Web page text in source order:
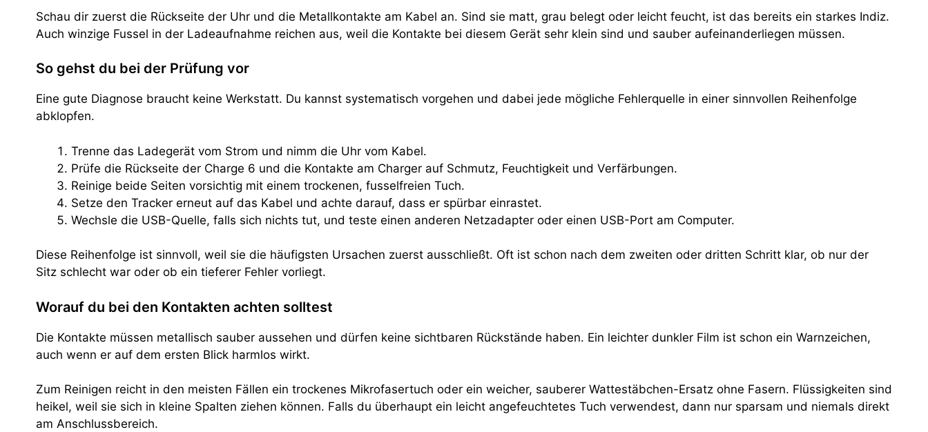
Schau dir zuerst die Rückseite der Uhr und die Metallkontakte am Kabel an. Sind sie matt, grau belegt oder leicht feucht, ist das bereits ein starkes Indiz.
Auch winzige Fussel in der Ladeaufnahme reichen aus, weil die Kontakte bei diesem Gerät sehr klein sind und sauber aufeinanderliegen müssen.
So gehst du bei der Prüfung vor
Eine gute Diagnose braucht keine Werkstatt. Du kannst systematisch vorgehen und dabei jede mögliche Fehlerquelle in einer sinnvollen Reihenfolge
abklopfen.
Trenne das Ladegerät vom Strom und nimm die Uhr vom Kabel.
Prüfe die Rückseite der Charge 6 und die Kontakte am Charger auf Schmutz, Feuchtigkeit und Verfärbungen.
Reinige beide Seiten vorsichtig mit einem trockenen, fusselfreien Tuch.
Setze den Tracker erneut auf das Kabel und achte darauf, dass er spürbar einrastet.
Wechsle die USB-Quelle, falls sich nichts tut, und teste einen anderen Netzadapter oder einen USB-Port am Computer.
Diese Reihenfolge ist sinnvoll, weil sie die häufigsten Ursachen zuerst ausschließt. Oft ist schon nach dem zweiten oder dritten Schritt klar, ob nur der
Sitz schlecht war oder ob ein tieferer Fehler vorliegt.
Worauf du bei den Kontakten achten solltest
Die Kontakte müssen metallisch sauber aussehen und dürfen keine sichtbaren Rückstände haben. Ein leichter dunkler Film ist schon ein Warnzeichen,
auch wenn er auf dem ersten Blick harmlos wirkt.
Zum Reinigen reicht in den meisten Fällen ein trockenes Mikrofasertuch oder ein weicher, sauberer Wattestäbchen-Ersatz ohne Fasern. Flüssigkeiten sind
heikel, weil sie sich in kleine Spalten ziehen können. Falls du überhaupt ein leicht angefeuchtetes Tuch verwendest, dann nur sparsam und niemals direkt
am Anschlussbereich.